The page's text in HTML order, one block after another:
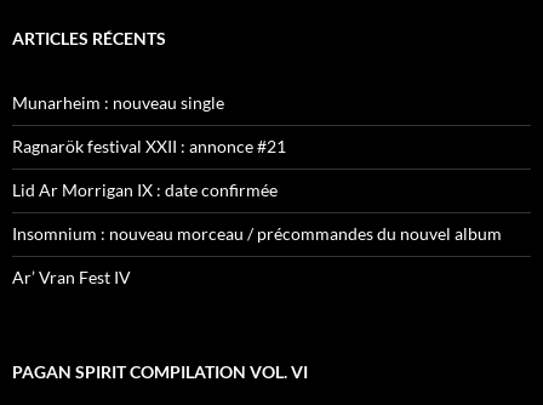
ARTICLES RÉCENTS
Munarheim : nouveau single
Ragnarök festival XXII : annonce #21
Lid Ar Morrigan IX : date confirmée
Insomnium : nouveau morceau / précommandes du nouvel album
Ar’ Vran Fest IV
PAGAN SPIRIT COMPILATION VOL. VI